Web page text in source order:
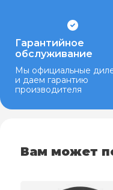
Гарантийное
обслуживание
Мы официальные
и даем гарантию
производителя
Вам может